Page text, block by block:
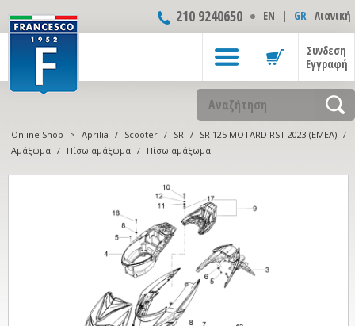
210 9240650 ΕΝ | GR Λιανική
Συνδεση
Εγγραφή
Online Shop > Aprilia / Scooter / SR / SR 125 MOTARD RST 2023 (EMEA) /
Αμάξωμα / Πίσω αμάξωμα / Πίσω αμάξωμα